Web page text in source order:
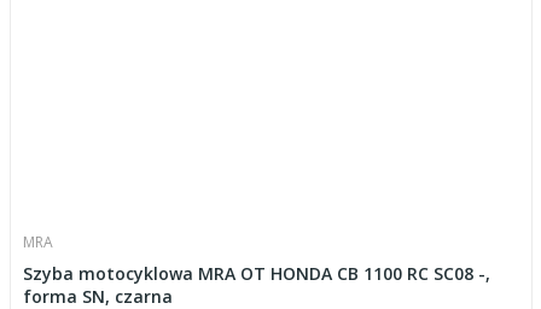
MRA
Szyba motocyklowa MRA OT HONDA CB 1100 RC SC08 -,
forma SN, czarna